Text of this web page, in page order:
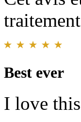
Best ever
I love